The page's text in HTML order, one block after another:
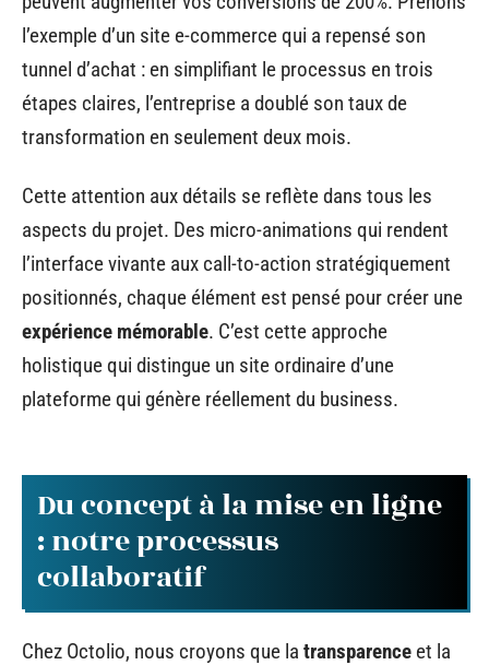
l’exemple d’un site e-commerce qui a repensé son
tunnel d’achat : en simplifiant le processus en trois
étapes claires, l’entreprise a doublé son taux de
transformation en seulement deux mois.
Cette attention aux détails se reflète dans tous les
aspects du projet. Des micro-animations qui rendent
l’interface vivante aux call-to-action stratégiquement
positionnés, chaque élément est pensé pour créer une
expérience mémorable. C’est cette approche
holistique qui distingue un site ordinaire d’une
plateforme qui génère réellement du business.
Du concept à la mise en ligne
: notre processus
collaboratif
Chez Octolio, nous croyons que la transparence et la